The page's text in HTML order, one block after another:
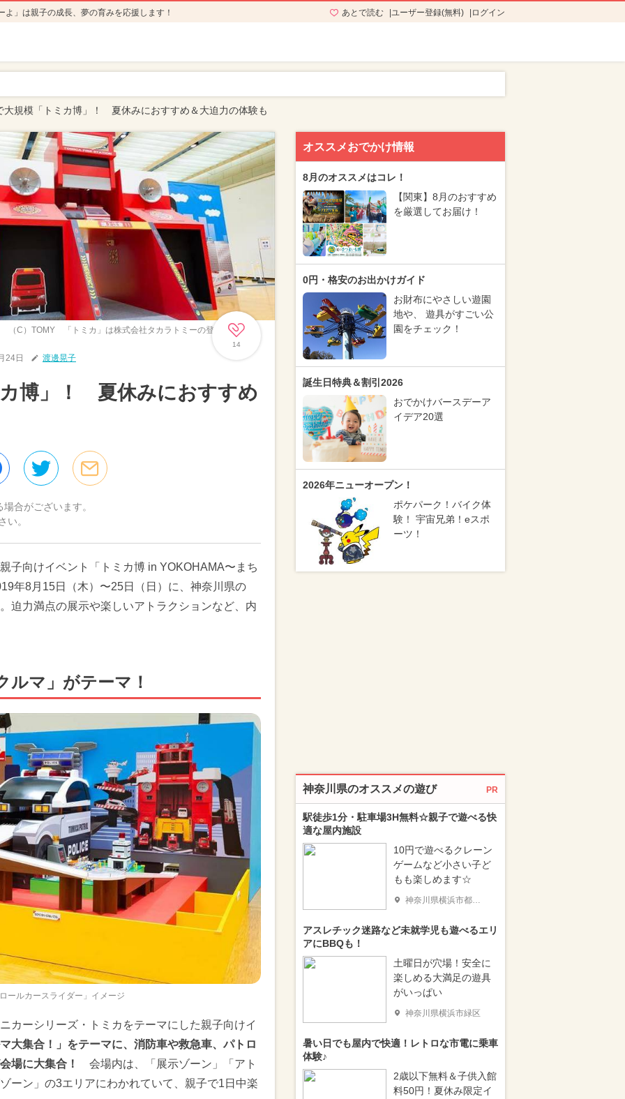
」は親子の成長、夢の育みを応援します！ あとで読む ユーザー登録(無料) ログイン
大規模「トミカ博」！ 夏休みにおすすめ＆大迫力の体験も
（C）TOMY 「トミカ」は株式会社タカラトミーの登録商標です。
14
24日 渡邊晃子
博」！ 夏休みにおすすめ
合がございます。
い。
子向けイベント「トミカ博 in YOKOHAMA〜まち
年8月15日（木）〜25日（日）に、神奈川県の
迫力満点の展示や楽しいアトラクションなど、内
ルマ」がテーマ！
ールカースライダー」イメージ
カーシリーズ・トミカをテーマにした親子向けイ
大集合！」をテーマに、消防車や救急車、パトロ
場に大集合！
会場内は、「展示ゾーン」「アト
ーン」の3エリアにわかれていて、親子で1日中楽
オススメおでかけ情報
8月のオススメはコレ！
【関東】8月のおすすめ
を厳選してお届け！
0円・格安のお出かけガイド
お財布にやさしい遊園
地や、 遊具がすごい公
園をチェック！
誕生日特典＆割引2026
おでかけバースデーア
イデア20選
2026年ニューオープン！
ポケパーク！バイク体
験！ 宇宙兄弟！eスポ
ーツ！
神奈川県のオススメの遊び PR
駅徒歩1分・駐車場3H無料☆親子で遊べる快
適な屋内施設
10円で遊べるクレーン
ゲームなど小さい子ど
もも楽しめます☆
神奈川県横浜市都筑区
アスレチック迷路など未就学児も遊べるエリ
アにBBQも！
土曜日が穴場！安全に
楽しめる大満足の遊具
がいっぱい
神奈川県横浜市緑区
暑い日でも屋内で快適！レトロな市電に乗車
体験♪
2歳以下無料＆子供入館
料50円！夏休み限定イ